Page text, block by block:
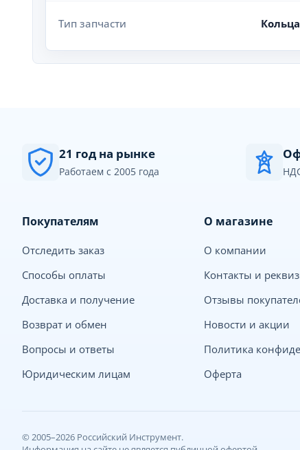
Тип запчасти
21 год на рынке
Работаем с 2005 года
Покупателям
Отследить заказ
Способы оплаты
Доставка и получение
Возврат и обмен
Вопросы и ответы
Юридическим лицам
О магазине
О компании
Контакты и
Отзывы
Новости и акции
Политика
Оферта
© 2005–2026 Российский Инструмент.